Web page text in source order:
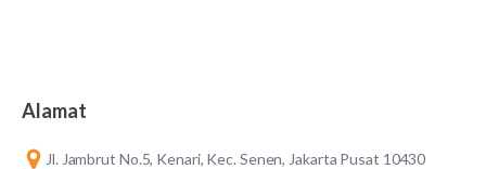
Alamat
Jl. Jambrut No.5, Kenari, Kec. Senen, Jakarta Pusat 10430